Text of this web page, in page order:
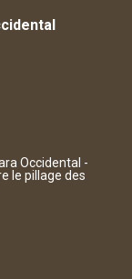
Occidental -
le pillage des